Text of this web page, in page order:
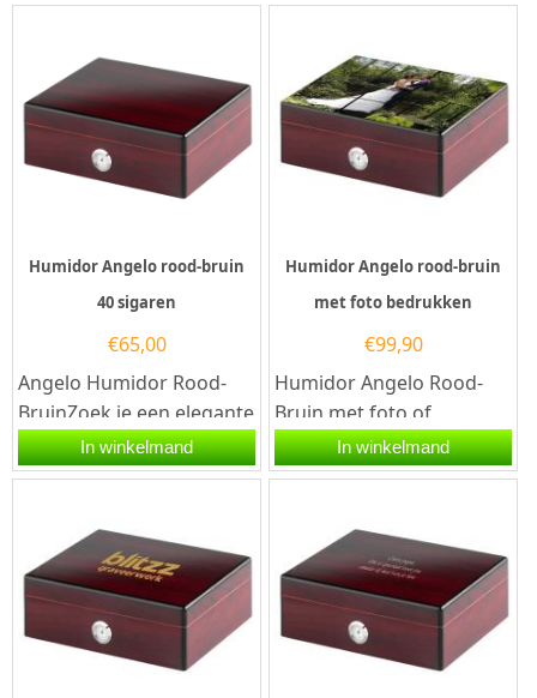
Humidor Angelo rood-bruin
40 sigaren
€65,00
Angelo Humidor Rood-
BruinZoek je een elegante
en functionele manier om
je sigaren te bewaren?...
In winkelmand
Humidor Angelo rood-bruin
met foto bedrukken
€99,90
Humidor Angelo Rood-
Bruin met foto of
tekstMaak je
sigarenervaring
Angelo...
In winkelmand